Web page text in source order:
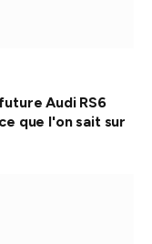
Audi RS6
que l'on sait sur